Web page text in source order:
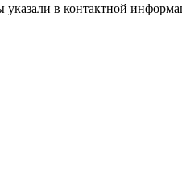
в контактной